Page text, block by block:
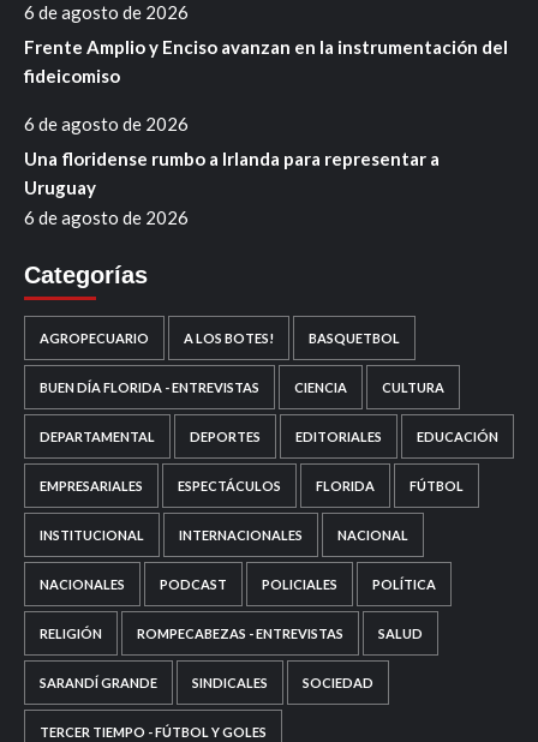
6 de agosto de 2026
Frente Amplio y Enciso avanzan en la instrumentación del
fideicomiso
6 de agosto de 2026
Una floridense rumbo a Irlanda para representar a
Uruguay
6 de agosto de 2026
Categorías
AGROPECUARIO A LOS BOTES! BASQUETBOL
BUEN DÍA FLORIDA - ENTREVISTAS CIENCIA CULTURA
DEPARTAMENTAL DEPORTES EDITORIALES EDUCACIÓN
EMPRESARIALES ESPECTÁCULOS FLORIDA FÚTBOL
INSTITUCIONAL INTERNACIONALES NACIONAL
NACIONALES PODCAST POLICIALES POLÍTICA
RELIGIÓN ROMPECABEZAS - ENTREVISTAS SALUD
SARANDÍ GRANDE SINDICALES SOCIEDAD
TERCER TIEMPO - FÚTBOL Y GOLES